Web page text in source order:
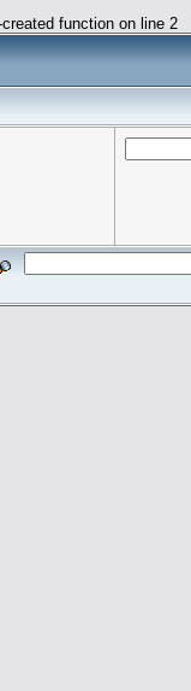
function on line 2